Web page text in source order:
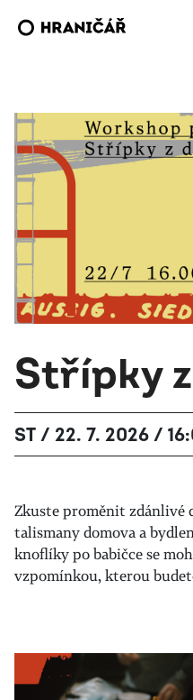
Střípky
ST / 22. 7. 2026 /
Zkuste proměnit zdánlivé
talismany domova a
knoflíky po babičce se
vzpomínkou, kterou